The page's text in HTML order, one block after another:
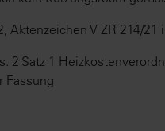
Aktenzeichen V ZR 214/21
2 Satz 1
Fassung